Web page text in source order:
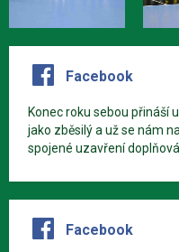
Facebook
Konec roku sebou přináší
jako zběsilý a už se nám
spojené uzavření
Facebook